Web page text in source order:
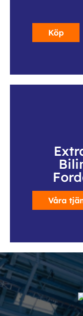
Köp
Våra